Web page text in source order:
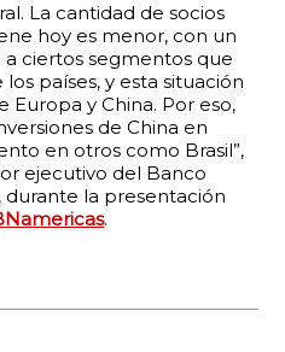
La cantidad de socios
hoy es menor, con un
ciertos segmentos que
países, y esta situación
y China. Por eso,
de China en
en otros como Brasil”,
ejecutivo del Banco
la presentación
.